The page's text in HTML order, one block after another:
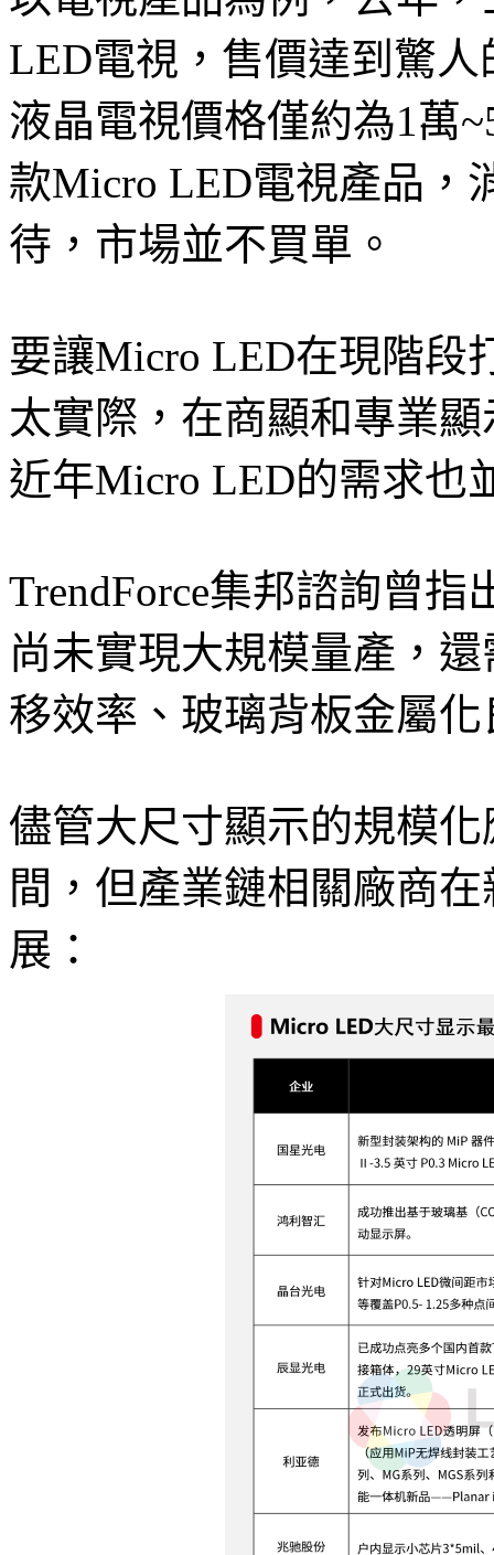
LED電視，售價達到驚
液晶電視價格僅約為1萬
款Micro LED電視產品，
待，市場並不買單。
要讓Micro LED在現階段
太實際，在商顯和專業
近年Micro LED的需求也
TrendForce集邦諮詢曾
尚未實現大規模量產，
移效率、玻璃背板金屬
儘管大尺寸顯示的規模
間，但產業鏈相關廠商
展：